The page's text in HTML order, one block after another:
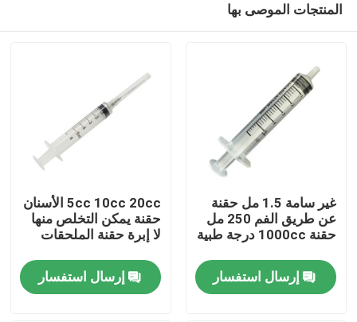
منزل
المنتجات الموصى بها
غير سامة 1.5 مل حقنة
عن طريق الفم 250 مل
حقنة 1000cc درجة طبية
إرسال استفسار
5cc 10cc 20cc الأسنان
حقنة يمكن التخلص منها
لا إبرة حقنة الملحقات
إرسال استفسار